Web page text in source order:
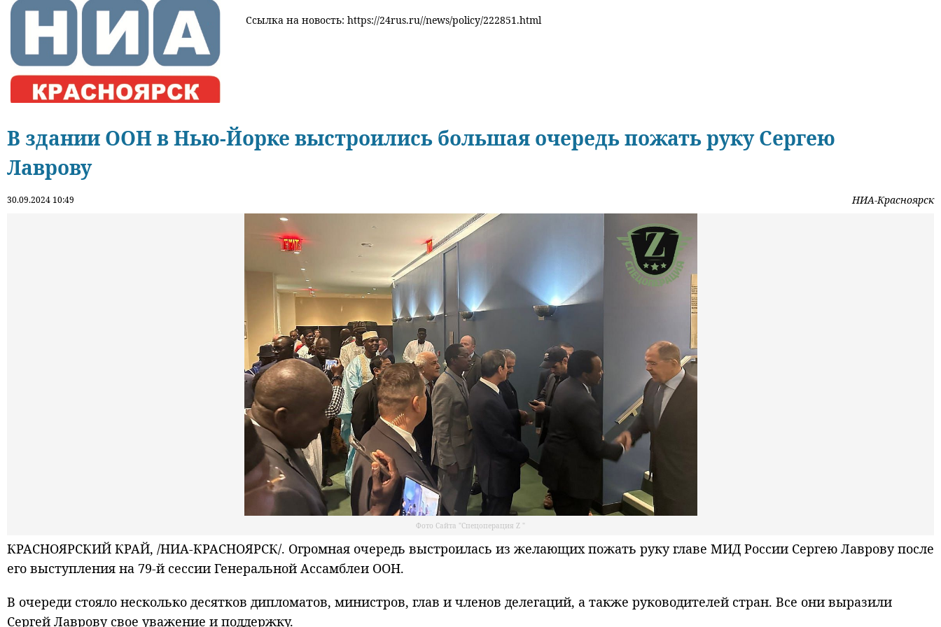
Ссылка на новость: https://24rus.ru//news/policy/222851.html
В здании ООН в Нью-Йорке выстроились большая очередь пожать руку Сергею
Лаврову
30.09.2024 10:49 НИА-Красноярск
Фото Сайта "Спецоперация Z "
КРАСНОЯРСКИЙ КРАЙ, /НИА-КРАСНОЯРСК/. Огромная очередь выстроилась из желающих пожать руку главе МИД России Сергею Лаврову после
его выступления на 79-й сессии Генеральной Ассамблеи ООН.
В очереди стояло несколько десятков дипломатов, министров, глав и членов делегаций, а также руководителей стран. Все они выразили
Сергей Лаврову свое уважение и поддержку.